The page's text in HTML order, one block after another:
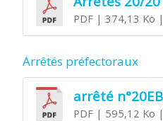
PDF| 374,13 Ko
Arrêtés préfectoraux
arrêté
PDF| 595,12 Ko